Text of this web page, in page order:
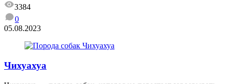
3384
0
05.08.2023
Чихуахуа